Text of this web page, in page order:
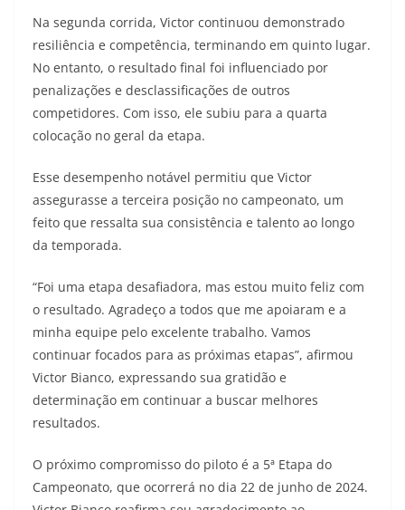
Na segunda corrida, Victor continuou demonstrado
resiliência e competência, terminando em quinto lugar.
No entanto, o resultado final foi influenciado por
penalizações e desclassificações de outros
competidores. Com isso, ele subiu para a quarta
colocação no geral da etapa.
Esse desempenho notável permitiu que Victor
assegurasse a terceira posição no campeonato, um
feito que ressalta sua consistência e talento ao longo
da temporada.
“Foi uma etapa desafiadora, mas estou muito feliz com
o resultado. Agradeço a todos que me apoiaram e a
minha equipe pelo excelente trabalho. Vamos
continuar focados para as próximas etapas”, afirmou
Victor Bianco, expressando sua gratidão e
determinação em continuar a buscar melhores
resultados.
O próximo compromisso do piloto é a 5ª Etapa do
Campeonato, que ocorrerá no dia 22 de junho de 2024.